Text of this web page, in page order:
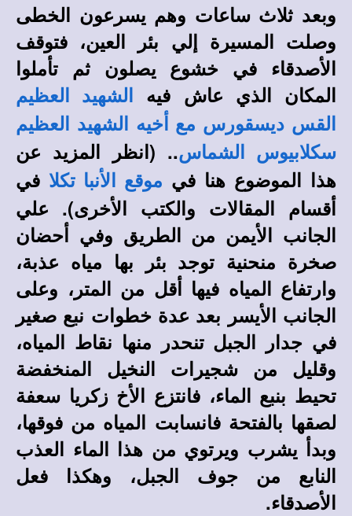
وبعد ثلاث ساعات وهم يسرعون الخطى
وصلت المسيرة إلي بئر العين، فتوقف
الأصدقاء في خشوع يصلون ثم تأملوا
المكان الذي عاش فيه
الشهيد العظيم
القس ديسقورس مع أخيه الشهيد العظيم
سكلابيوس الشماس.. (انظر المزيد عن
هذا الموضوع هنا في موقع الأنبا تكلا في
أقسام المقالات والكتب الأخرى). علي
الجانب الأيمن من الطريق وفي أحضان
صخرة منحنية توجد بئر بها مياه عذبة،
وارتفاع المياه فيها أقل من المتر، وعلى
الجانب الأيسر بعد عدة خطوات نبع صغير
في جدار الجبل تنحدر منها نقاط المياه،
وقليل من شجيرات النخيل المنخفضة
تحيط بنبع الماء، فانتزع الأخ زكريا سعفة
لصقها بالفتحة فانسابت المياه من فوقها،
وبدأ يشرب ويرتوي من هذا الماء العذب
النابع من جوف الجبل، وهكذا فعل
الأصدقاء.